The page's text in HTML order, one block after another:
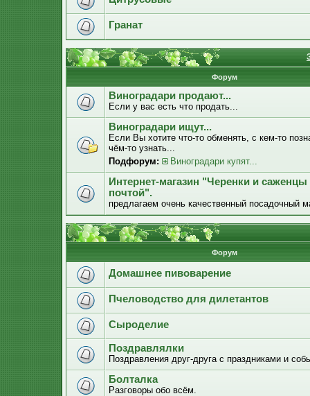
Гранат
Форум
Виноградари продают...
Если у вас есть что продать...
Виноградари ищут...
Если Вы хотите что-то обменять, с кем-то
чём-то узнать...
Подфорум:
Виноградари купят...
Интернет-магазин "Черенки и саженцы
почтой".
предлагаем очень качественный посадочный
Форум
Домашнее пивоварение
Пчеловодство для дилетантов
Сыроделие
Поздравлялки
Поздравления друг-друга с праздниками и
Болталка
Разговоры обо всём.